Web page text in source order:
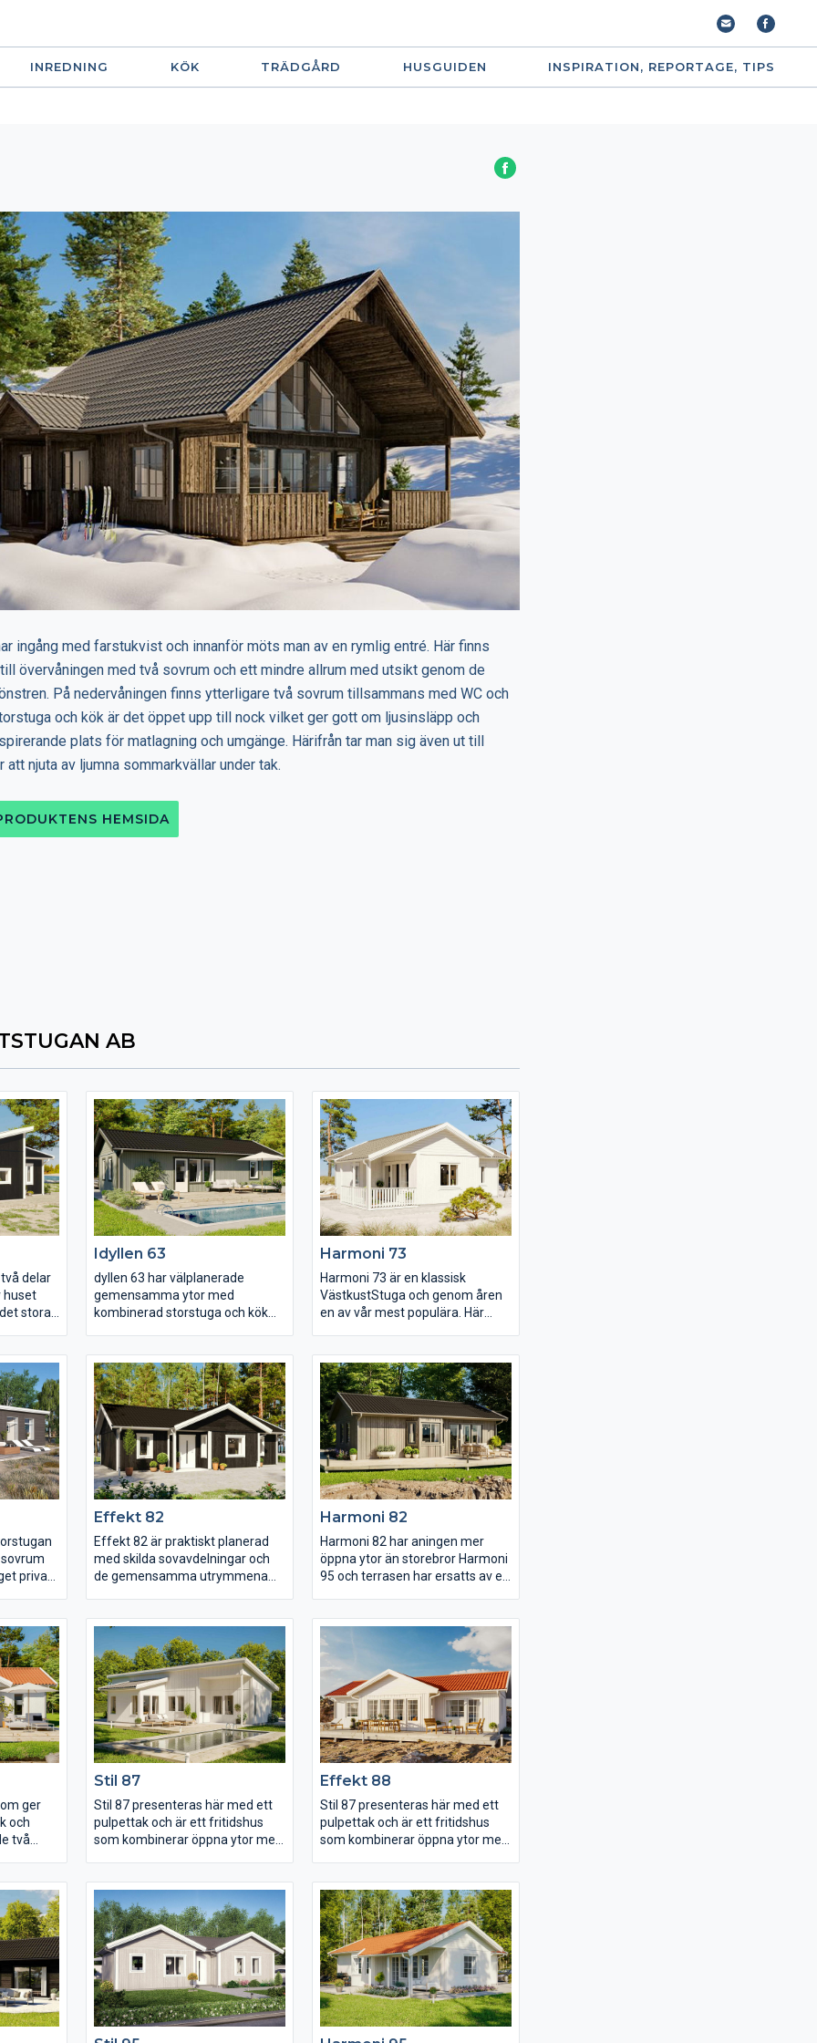
INREDNING KÖK TRÄDGÅRD HUSGUIDEN INSPIRATION, REPORTAGE, TIPS
ingång med farstukvist och innanför möts man av en rymlig entré. Här finns
övervåningen med två sovrum och ett mindre allrum med utsikt genom de
På nedervåningen finns ytterligare två sovrum tillsammans med WC och
och kök är det öppet upp till nock vilket ger gott om ljusinsläpp och
plats för matlagning och umgänge. Härifrån tar man sig även ut till
njuta av ljumna sommarkvällar under tak.
HEMSIDA
AB
delar
huset
stora
de
utan
att
Idyllen 63
dyllen 63 har välplanerade
gemensamma ytor med
kombinerad storstuga och kök
traditionell fönstersättning och
de många fönstren ger gott om
ljusinsläpp till hela huset. De
mindre sovrummen är
separerade från det större och
här finns också en större
klädkammare vilket ger goda
förvaringsmöjligheter.
Harmoni 73
Harmoni 73 är en klassisk
VästkustStuga och genom åren
en av vår mest populära. Här
avskilt från övriga huset och
sovrummet har även utgång till
egen uteplats för att möta
morgonsolen på bästa sätt. De
två mindre sovrummen ligger
intill de öppna gemensamma
ytorna med kök i vinkel, matplats
och storstuga.
privat
i
med
Effekt 82
Effekt 82 är praktiskt planerad
med skilda sovavdelningar och
de gemensamma utrymmena
de stora fönsterpartierna och
värmen från braskaminen och i
köket finns det gott om plats för
både matlagning och måltider.
Sovrummen är alla rymliga och
med goda förvaringsmöjligheter,
det stora sovrummet har
dessutom egen utgång till
trädgården.
Harmoni 82
Harmoni 82 har aningen mer
öppna ytor än storebror Harmoni
95 och terrasen har ersatts av en
matplats i burspråket får alla de
gemensamma ytorna gott om
ljus. Intill köket och matplatsen
finns de två mindre sovrummen
och i den andra vinkeln av huset
ligger det stora sovrummet med
bra förvaringsmöjligheter och
utgång till egen uteplats.
ger
och
två
ut sig
skapar
i. Avskilt
ligger
som
stor
Stil 87
Stil 87 presenteras här med ett
pulpettak och är ett fritidshus
som kombinerar öppna ytor med
välplanerad känsla. Här finns tre
sovrum varav det stora har
utgång till en egen terrass under
tak. Vid entrén ligger de två
mindre sovrummen tillsammans
med ett WC som rymmer allt
som behövs.
Effekt 88
Stil 87 presenteras här med ett
pulpettak och är ett fritidshus
som kombinerar öppna ytor med
välplanerad känsla. Här finns tre
sovrum varav det stora har
utgång till en egen terrass under
tak. Vid entrén ligger de två
mindre sovrummen tillsammans
med ett WC som rymmer allt
som behövs.